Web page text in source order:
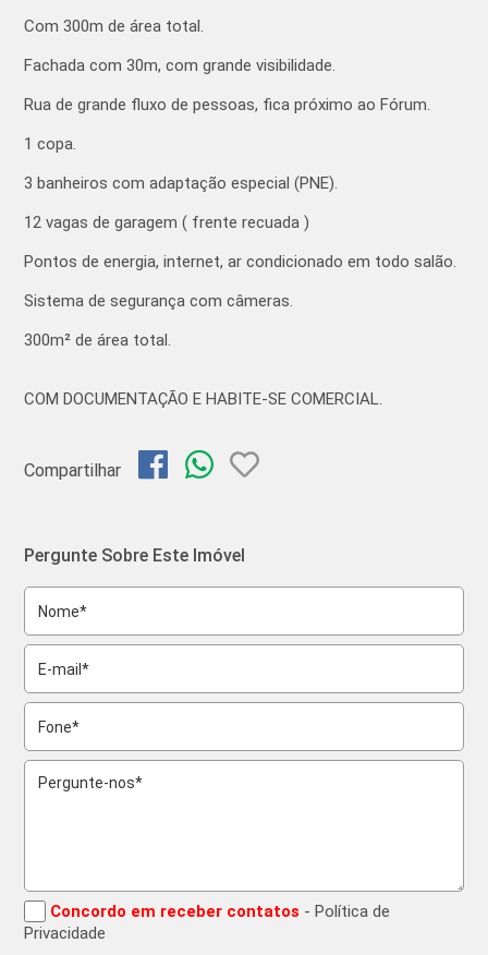
Com 300m de área total.
Fachada com 30m, com grande visibilidade.
Rua de grande fluxo de pessoas, fica próximo ao Fórum.
1 copa.
3 banheiros com adaptação especial (PNE).
12 vagas de garagem ( frente recuada )
Pontos de energia, internet, ar condicionado em todo salão.
Sistema de segurança com câmeras.
300m² de área total.
COM DOCUMENTAÇÃO E HABITE-SE COMERCIAL.
Compartilhar
Pergunte Sobre Este Imóvel
Concordo em receber contatos - Política de
Privacidade